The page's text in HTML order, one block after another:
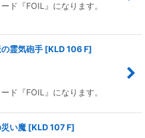
ド『FOIL』になります。
の霊気砲手 [KLD 106 F]
ド『FOIL』になります。
災い魔 [KLD 107 F]